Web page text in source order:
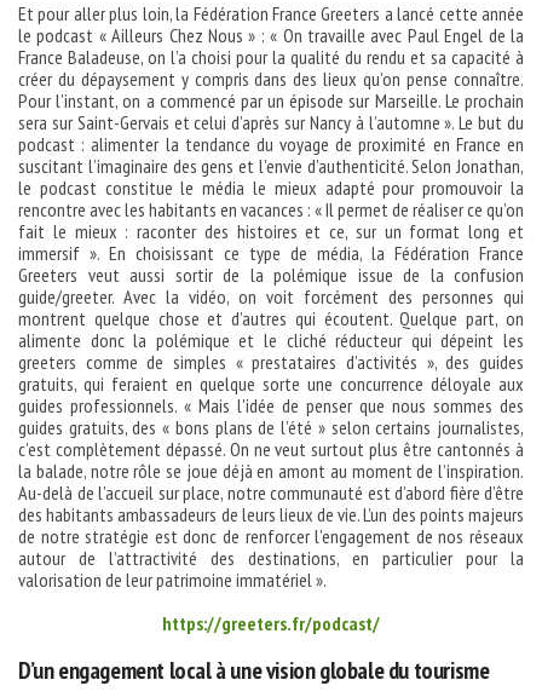
Et pour aller plus loin, la Fédération France Greeters a lancé cette année
le podcast « Ailleurs Chez Nous » : « On travaille avec Paul Engel de la
France Baladeuse, on l’a choisi pour la qualité du rendu et sa capacité à
créer du dépaysement y compris dans des lieux qu’on pense connaître.
Pour l’instant, on a commencé par un épisode sur Marseille. Le prochain
sera sur Saint-Gervais et celui d’après sur Nancy à l’automne ». Le but du
podcast : alimenter la tendance du voyage de proximité en France en
suscitant l’imaginaire des gens et l’envie d’authenticité. Selon Jonathan,
le podcast constitue le média le mieux adapté pour promouvoir la
rencontre avec les habitants en vacances : « Il permet de réaliser ce qu’on
fait le mieux : raconter des histoires et ce, sur un format long et
immersif ». En choisissant ce type de média, la Fédération France
Greeters veut aussi sortir de la polémique issue de la confusion
guide/greeter. Avec la vidéo, on voit forcément des personnes qui
montrent quelque chose et d’autres qui écoutent. Quelque part, on
alimente donc la polémique et le cliché réducteur qui dépeint les
greeters comme de simples « prestataires d’activités », des guides
gratuits, qui feraient en quelque sorte une concurrence déloyale aux
guides professionnels. « Mais l’idée de penser que nous sommes des
guides gratuits, des « bons plans de l’été » selon certains journalistes,
c’est complètement dépassé. On ne veut surtout plus être cantonnés à
la balade, notre rôle se joue déjà en amont au moment de l’inspiration.
Au-delà de l’accueil sur place, notre communauté est d’abord fière d’être
des habitants ambassadeurs de leurs lieux de vie. L’un des points majeurs
de notre stratégie est donc de renforcer l’engagement de nos réseaux
autour de l’attractivité des destinations, en particulier pour la
valorisation de leur patrimoine immatériel ».
https://greeters.fr/podcast/
D’un engagement local à une vision globale du tourisme